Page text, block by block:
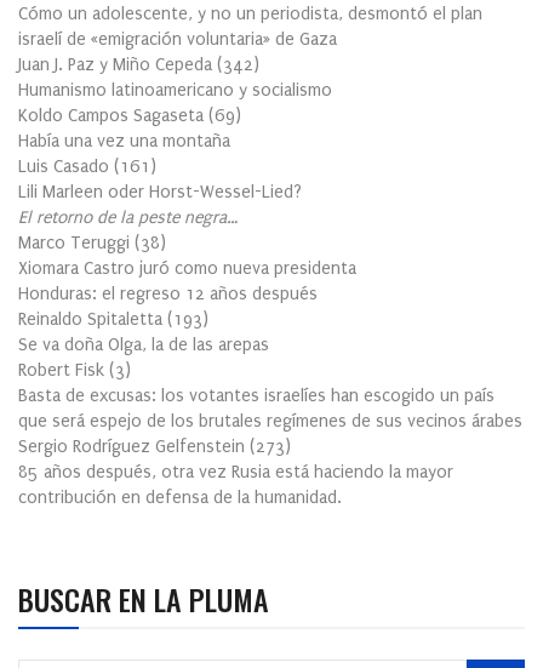
Cómo un adolescente, y no un periodista, desmontó el plan
israelí de «emigración voluntaria» de Gaza
Juan J. Paz y Miño Cepeda (342)
Humanismo latinoamericano y socialismo
Koldo Campos Sagaseta (69)
Había una vez una montaña
Luis Casado (161 )
Lili Marleen oder Horst-Wessel-Lied?
El retorno de la peste negra…
Marco Teruggi (38)
Xiomara Castro juró como nueva presidenta
Honduras: el regreso 12 años después
Reinaldo Spitaletta (193)
Se va doña Olga, la de las arepas
Robert Fisk (3)
Basta de excusas: los votantes israelíes han escogido un país
que será espejo de los brutales regímenes de sus vecinos árabes
Sergio Rodríguez Gelfenstein (273)
85 años después, otra vez Rusia está haciendo la mayor
contribución en defensa de la humanidad.
BUSCAR EN LA PLUMA